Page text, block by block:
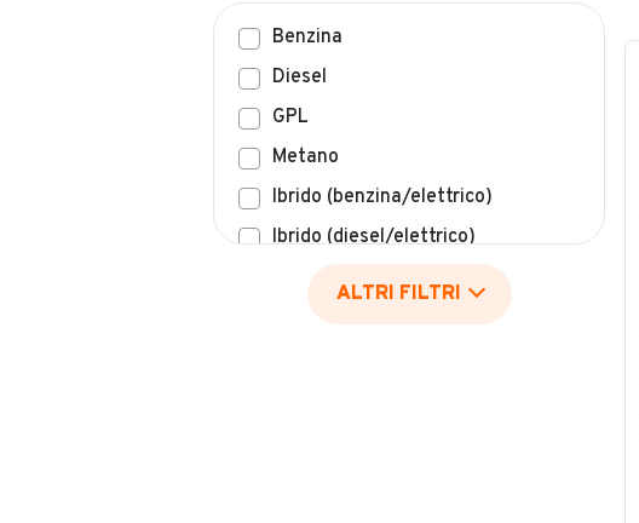
Benzina
Diesel
GPL
Metano
Ibrido (benzina/elettrico)
Ibrido (diesel/elettrico)
Elettrico
Idrogeno
ALTRI FILTRI